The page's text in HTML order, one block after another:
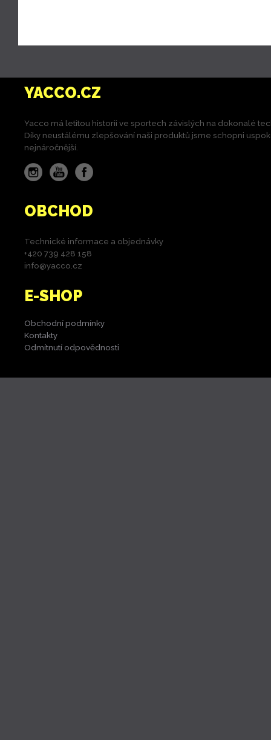
YACCO.CZ
Yacco má letitou historii ve sportech závislých na dokonalé
Díky neustálému zlepšování naši produktů jsme schopni
nejnáročnější.
OBCHOD
Technické informace a objednávky
+420 739 428 158
info@yacco.cz
E-SHOP
Obchodní podmínky
Kontakty
Odmítnutí odpovědnosti